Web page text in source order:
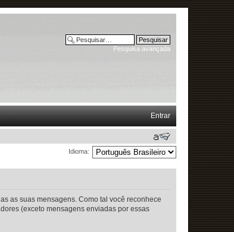
Pesquisa avançada
Entrar
Idioma:
as suas mensagens. Como tal você reconhece
(exceto mensagens enviadas por essas